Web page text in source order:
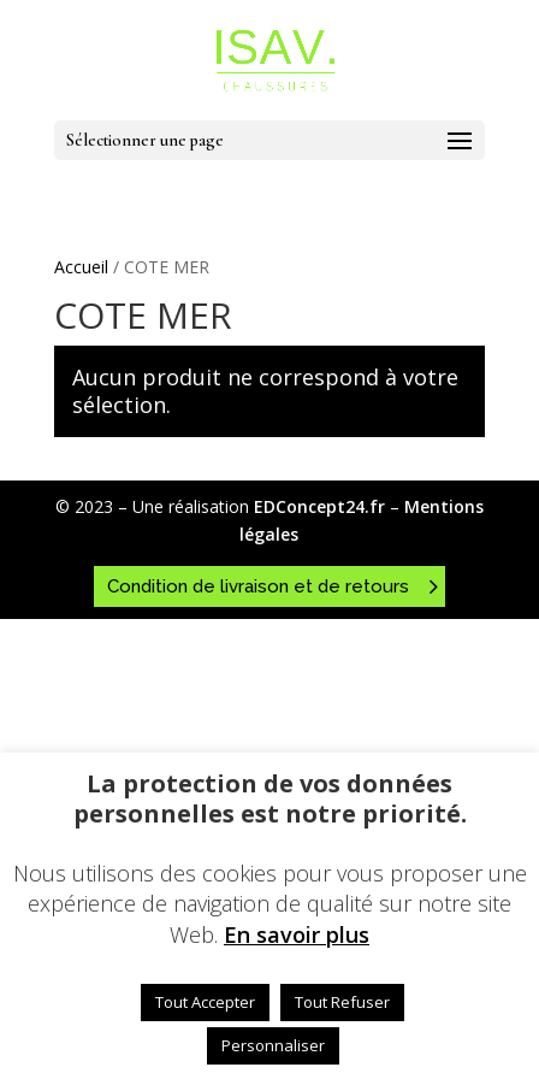
Sélectionner une page
Accueil / COTE MER
COTE MER
Aucun produit ne correspond à votre
sélection.
© 2023 – Une réalisation EDConcept24.fr – Mentions
légales
Condition de livraison et de retours
La protection de vos données
personnelles est notre priorité.
Nous utilisons des cookies pour vous proposer une
expérience de navigation de qualité sur notre site
Web. En savoir plus
Tout Accepter
Tout Refuser
Personnaliser